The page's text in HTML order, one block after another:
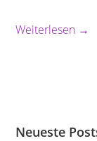
Weiterlesen →
Neueste